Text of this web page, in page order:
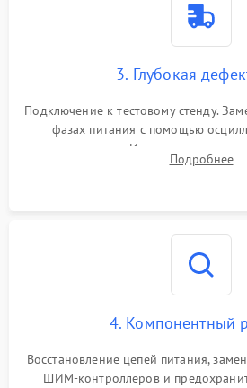
3. Глубокая
Подключение к тестовому стенду.
фазах питания с помощью
инициализации. Использование
MATS
Подробнее
4. Компонентный
Восстановление цепей питания,
ШИМ-контроллеров и